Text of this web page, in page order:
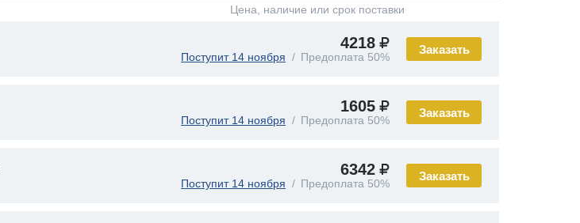
Цена, наличие или срок поставки
Заказать
4218
Поступит 14 ноября Предоплата 50%
Заказать
1605
Поступит 14 ноября Предоплата 50%
Заказать
6342
Поступит 14 ноября Предоплата 50%